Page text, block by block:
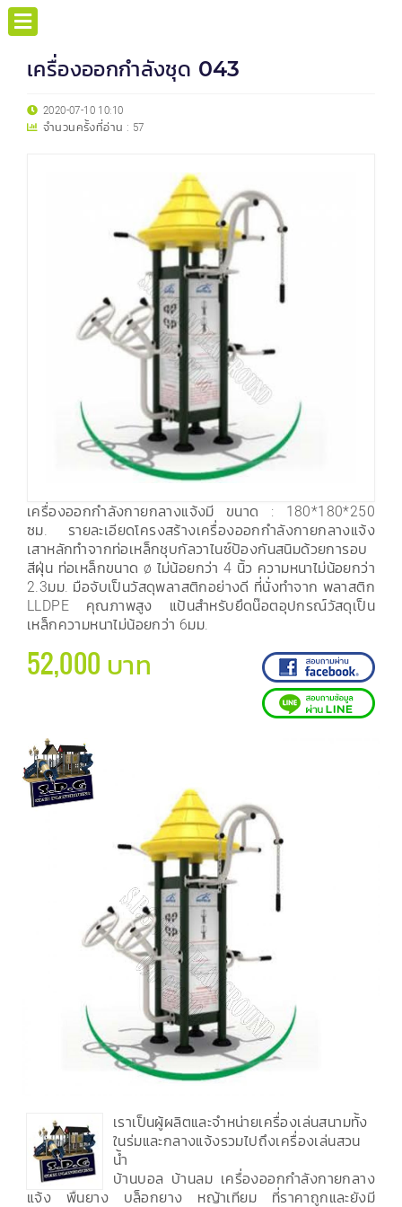
เครื่องออกกำลังชุด 043
2020-07-10 10:10
จำนวนครั้งที่อ่าน : 57
เครื่องออกกำลังกายกลางแจ้งมี ขนาด : 180*180*250
ซม. รายละเอียดโครงสร้างเครื่องออกกำลังกายกลางแจ้ง
เสาหลักทำจากท่อเหล็กชุบกัลวาไนซ์ป้องกันสนิมด้วยการอบ
สีฝุ่น ท่อเหล็กขนาด ø ไม่น้อยกว่า 4 นิ้ว ความหนาไม่น้อยกว่า
2.3มม. มือจับเป็นวัสดุพลาสติกอย่างดี ที่นั่งทำจาก พลาสติก
LLDPE คุณภาพสูง แป้นสำหรับยึดน๊อตอุปกรณ์วัสดุเป็น
เหล็กความหนาไม่น้อยกว่า 6มม.
52,000 บาท
เราเป็นผู้ผลิตและจำหน่ายเครื่องเล่นสนามทั้ง
ในร่มและกลางแจ้งรวมไปถึงเครื่องเล่นสวน
น้ำ
บ้านบอล บ้านลม เครื่องออกกำลังกายกลาง
แจ้ง พื้นยาง บล็อกยาง หญ้าเทียม ที่ราคาถูกและยังมี